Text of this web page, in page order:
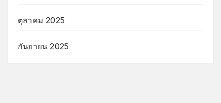
ตุลาคม 2025
กันยายน 2025